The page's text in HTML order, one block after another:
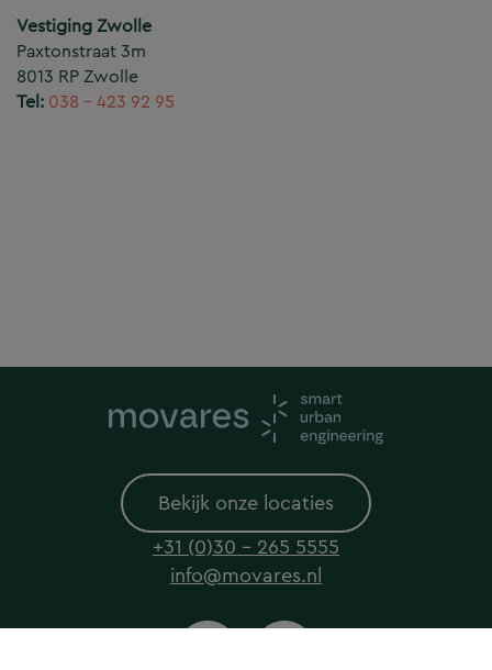
Vestiging Zwolle
Paxtonstraat 3m
8013 RP Zwolle
Tel: 038 – 423 92 95
Bekijk onze locaties
+31 (0)30 - 265 5555
info@movares.nl